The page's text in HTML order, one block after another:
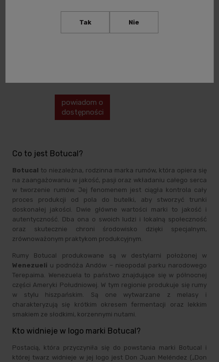
OPAKOWANIE
powiadom o
dostępności
Co to jest Botucal?
Botucal to niezależna, rodzinna marka rumów, która opiera się
na zaangażowaniu w jakość, pasji oraz wkładaniu całego serca
w tworzenie rumów. Jej fenomenem jest ciągła kontrola cały
proces produkcji od pola do butelki, aby stworzyć trunki
doskonałej jakości. Dwie główne wartości marki to jakość i
autentyczność. Dba ona o swoich ludzi i lokalną społeczność
oraz skutecznie chroni środowisko dzięki specjalnym,
zrównoważonym praktykom produkcyjnym.
Rumy Botucal produkowane są w destylarni położonej w
Wenezueli u podnóża Andów – nieopodal parku narodowego
Terepaima. Wenezuela to państwo znajdujące się w północnej
części Ameryki Południowej. W tym regionie produkuje się rumy
w stylu hiszpańskim. Są one wytwarzane z melasy i
charakteryzują się krótkim okresem fermentacji oraz lekkim
smakiem ze słodkimi, korzennymi nutami.
Kto widnieje w logo marki Botucal?
Postacią, która przyczyniła się do powstania marki Botucal i
której twarz widnieje w jej logo jest Don Juan Meléndez („Don
Tak Nie